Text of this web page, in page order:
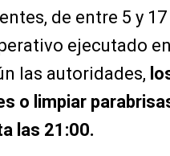
de entre 5 y 17
ejecutado
las autoridades,
o limpiar
las 21:00.